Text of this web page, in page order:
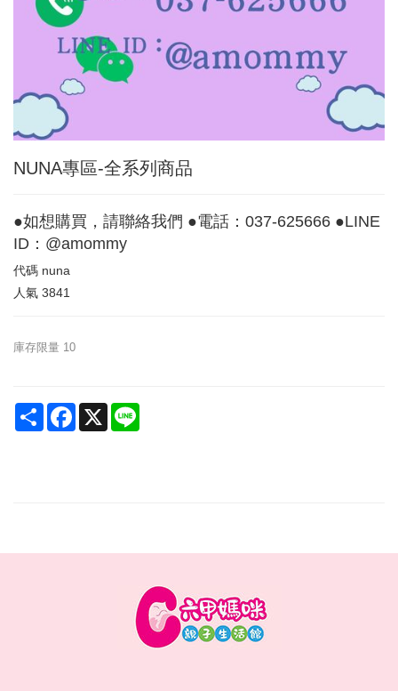
NUNA專區-全系列商品
●如想購買，請聯絡我們 ●電話：037-625666 ●LINE
ID：@amommy
代碼 nuna
人氣 3841
庫存限量 10
Share Facebook
X